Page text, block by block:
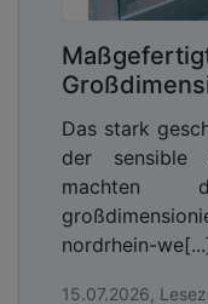
Das stark
der sensible
machten
nordrhein-
15.07.2026,